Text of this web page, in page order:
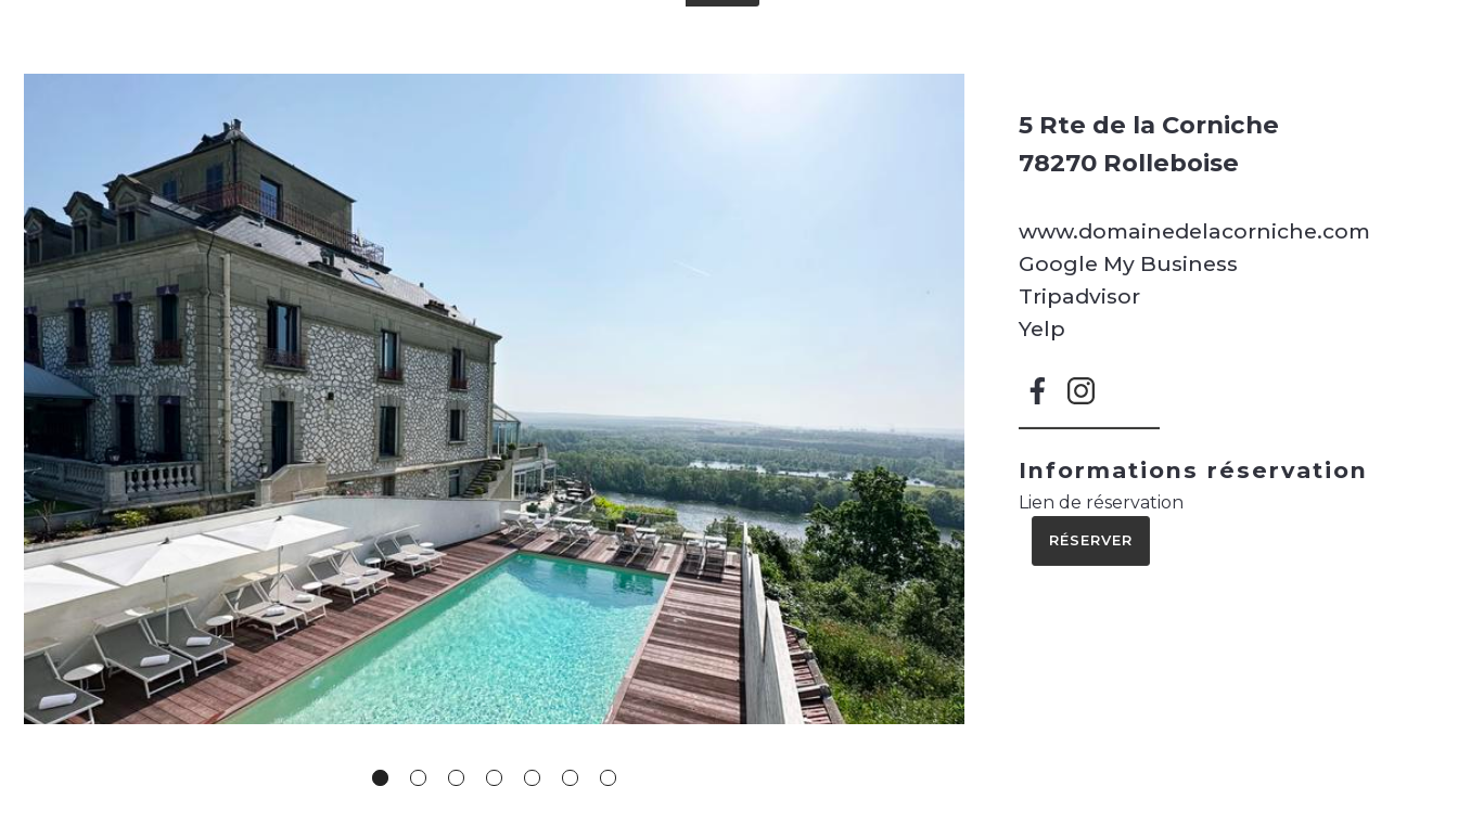
5 Rte de la Corniche
78270 Rolleboise
www.domainedelacorniche.com
Google My Business
Tripadvisor
Yelp
Informations réservation
Lien de réservation
RÉSERVER